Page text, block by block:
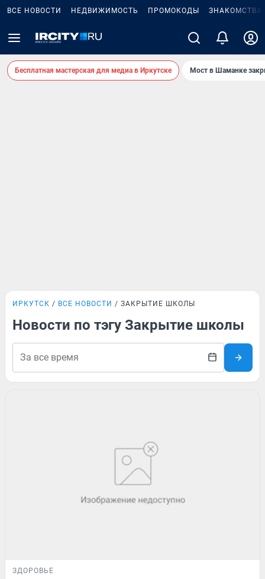
ВСЕ НОВОСТИ НЕДВИЖИМОСТЬ ПРОМОКОДЫ ЗНАКОМСТВА
Бесплатная мастерская для медиа в Иркутске Мост в Шаманке
ИРКУТСК ВСЕ НОВОСТИ ЗАКРЫТИЕ ШКОЛЫ
Новости по тэгу Закрытие школы
ЗДОРОВЬЕ